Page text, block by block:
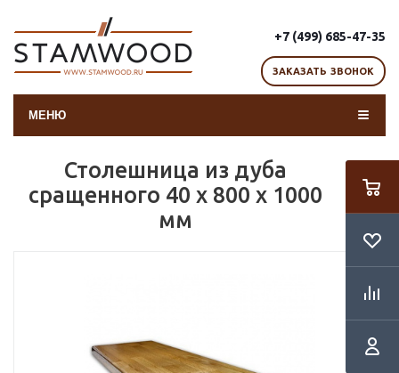
+7 (499) 685-47-35
ЗАКАЗАТЬ ЗВОНОК
МЕНЮ
Столешница из дуба
сращенного 40 х 800 х 1000
мм